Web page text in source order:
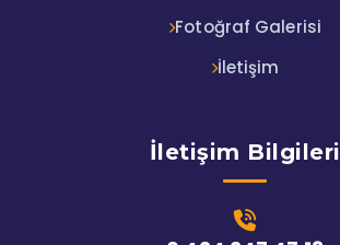
Fotoğraf Galerisi
İletişim
İletişim Bilgileri